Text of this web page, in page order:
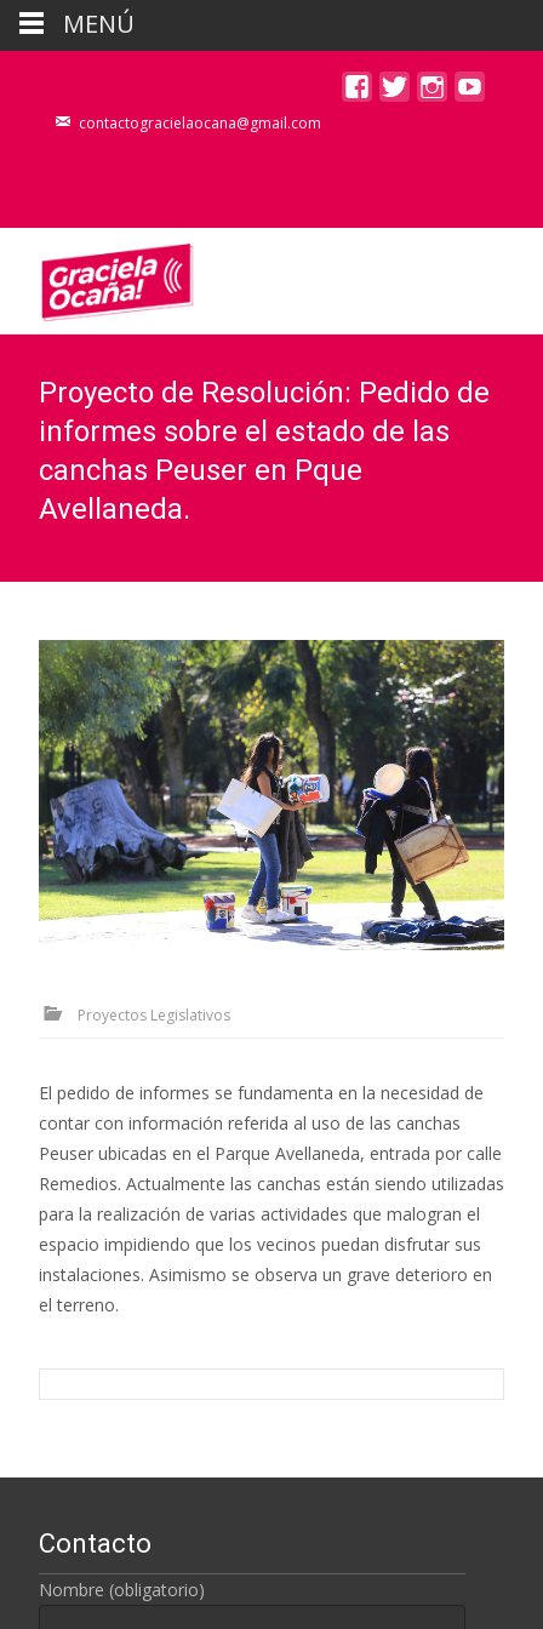
contactogracielaocana@gmail.com
Proyecto de Resolución: Pedido de
informes sobre el estado de las
canchas Peuser en Pque
Avellaneda.
Proyectos Legislativos
El pedido de informes se fundamenta en la necesidad de
contar con información referida al uso de las canchas
Peuser ubicadas en el Parque Avellaneda, entrada por calle
Remedios. Actualmente las canchas están siendo utilizadas
para la realización de varias actividades que malogran el
espacio impidiendo que los vecinos puedan disfrutar sus
instalaciones. Asimismo se observa un grave deterioro en
el terreno.
Contacto
Nombre (obligatorio)
MENÚ